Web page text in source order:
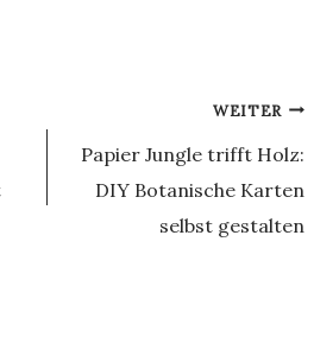
WEITER
Papier Jungle trifft Holz:
DIY Botanische Karten
selbst gestalten